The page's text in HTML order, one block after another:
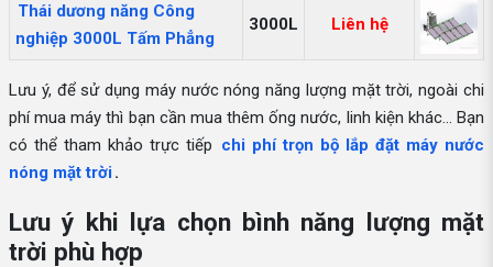
Thái dương năng Công
nghiệp 3000L Tấm Phẳng
3000L Liên hệ
Lưu ý, để sử dụng máy nước nóng năng lượng mặt trời, ngoài chi
phí mua máy thì bạn cần mua thêm ống nước, linh kiện khác... Bạn
có thể tham khảo trực tiếp chi phí trọn bộ lắp đặt máy nước
nóng mặt trời.
Lưu ý khi lựa chọn bình năng lượng mặt
trời phù hợp